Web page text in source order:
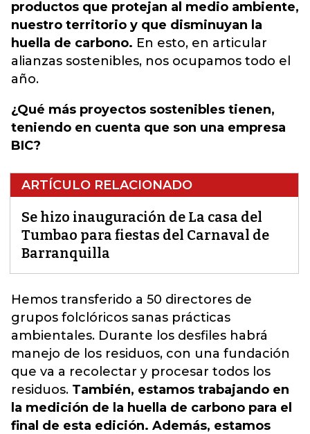
productos que protejan al medio ambiente,
nuestro territorio y que disminuyan la
huella de carbono. En esto, en articular
alianzas sostenibles, nos ocupamos todo el
año.
¿Qué más proyectos sostenibles tienen,
teniendo en cuenta que son una empresa
BIC?
ARTÍCULO RELACIONADO
Se hizo inauguración de La casa del
Tumbao para fiestas del Carnaval de
Barranquilla
Hemos transferido a 50 directores de
grupos folclóricos sanas prácticas
ambientales. Durante los desfiles habrá
manejo de los residuos, con una fundación
que va a recolectar y procesar todos los
residuos. También, estamos trabajando en
la medición de la huella de carbono para el
final de esta edición. Además, estamos